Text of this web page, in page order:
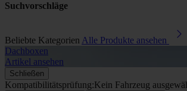
Suchvorschläge
Beliebte Kategorien Alle Produkte ansehen
Dachboxen
Artikel ansehen
Schließen
Kompatibilitätsprüfung:Kein Fahrzeug